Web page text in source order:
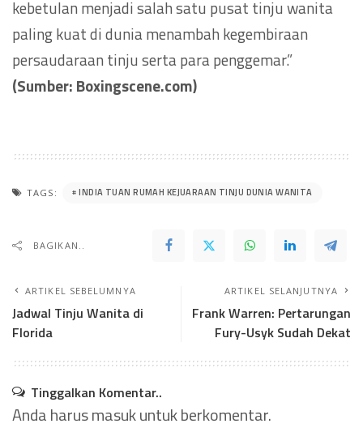
kebetulan menjadi salah satu pusat tinju wanita
paling kuat di dunia menambah kegembiraan
persaudaraan tinju serta para penggemar.”
(Sumber: Boxingscene.com)
TAGS: INDIA TUAN RUMAH KEJUARAAN TINJU DUNIA WANITA
BAGIKAN..
ARTIKEL SEBELUMNYA
Jadwal Tinju Wanita di
Florida
ARTIKEL SELANJUTNYA
Frank Warren: Pertarungan
Fury-Usyk Sudah Dekat
Tinggalkan Komentar..
Anda harusmasukuntuk berkomentar.